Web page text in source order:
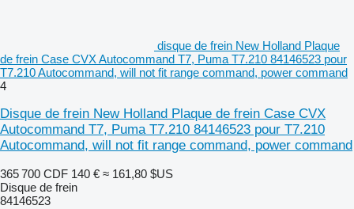
disque de frein New Holland Plaque
de frein Case CVX Autocommand T7, Puma T7.210 84146523 pour
T7.210 Autocommand, will not fit range command, power command
4
Disque de frein New Holland Plaque de frein Case CVX
Autocommand T7, Puma T7.210 84146523 pour T7.210
Autocommand, will not fit range command, power command
365 700 CDF 140 € ≈ 161,80 $US
Disque de frein
84146523